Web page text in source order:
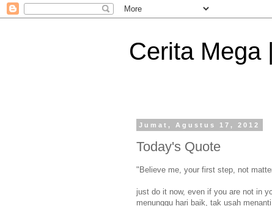
Cerita Mega
Jumat, Agustus 17, 2012
Today's Quote
"Believe me, your first step, not
just do it now, even if you are not in
menunggu hari baik, tak usah